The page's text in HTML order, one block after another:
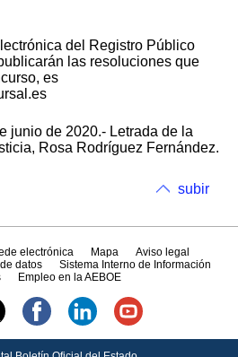
del Registro Público
las resoluciones que
es
junio de 2020.- Letrada de la
Rosa Rodríguez Fernández.
subir
electrónica Mapa
Aviso legal
datos
Sistema Interno de Información
Empleo en la AEBOE